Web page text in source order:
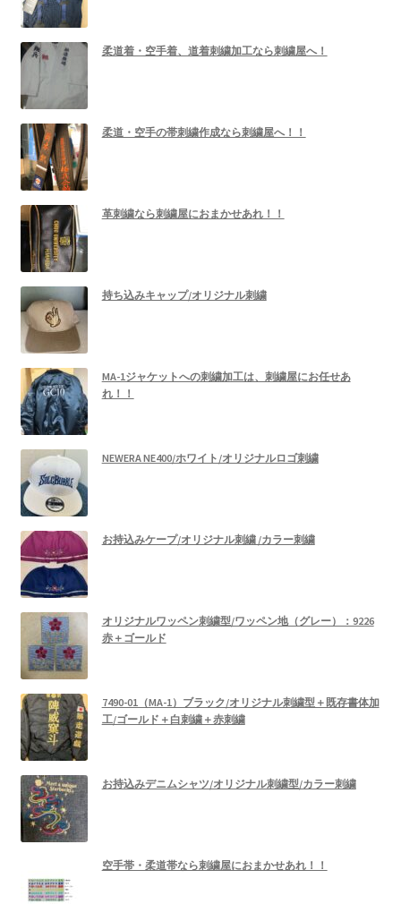
柔道着・空手着、道着刺繍加工なら刺繍屋へ！
柔道・空手の帯刺繍作成なら刺繍屋へ！！
革刺繍なら刺繍屋におまかせあれ！！
持ち込みキャップ/オリジナル刺繍
MA-1ジャケットへの刺繍加工は、刺繍屋にお任せあ
れ！！
NEWERA NE400/ホワイト/オリジナルロゴ刺繍
お持込みケープ/オリジナル刺繍 /カラー刺繍
オリジナルワッペン刺繍型/ワッペン地（グレー）：9226
赤＋ゴールド
7490-01（MA-1）ブラック/オリジナル刺繍型＋既存書体加
工/ゴールド＋白刺繍＋赤刺繍
お持込みデニムシャツ/オリジナル刺繍型/カラー刺繍
空手帯・柔道帯なら刺繍屋におまかせあれ！！